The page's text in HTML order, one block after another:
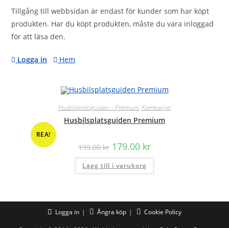
Tillgång till webbsidan är endast för kunder som har köpt
produkten. Har du köpt produkten, måste du vara inloggad
för att läsa den.
Logga in Hem
REA!
Husbilsplatsguiden – Premium, Kampanjer
Husbilsplatsguiden Premium
199.00kr Det
ursprungliga
priset
var:
199.00 kr.
179.00 krDet
priset
179.00 kr.
Lägg till i varukorg
Logga in Ångra köp Cookie Policy